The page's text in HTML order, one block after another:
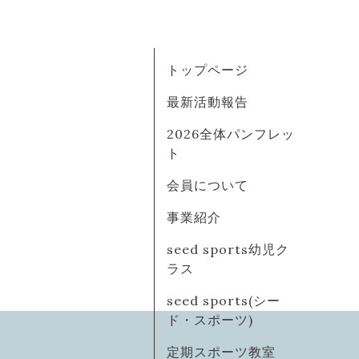
トップページ
最新活動報告
2026全体パンフレッ
ト
会員について
事業紹介
seed sports幼児ク
ラス
seed sports(シー
ド・スポーツ)
定期スポーツ教室